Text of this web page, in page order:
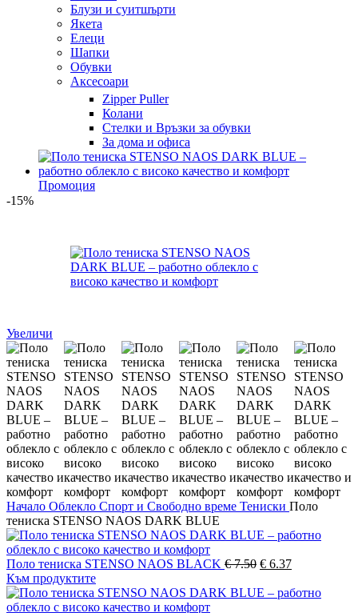
Блузи и суитшърти
Якета
Елеци
Шапки
Обувки
Аксесоари
Zipper Puller
Колани
Стелки и Връзки за обувки
За дома и офиса
Промоция
-15%
Увеличи
Начало Облекло Спорт и Свободно време Тениски Поло
тениска STENSO NAOS DARK BLUE
Поло тениска STENSO NAOS BLACK €7.50 Original
was:
€ 6.37Текущата
е:
Към продуктите